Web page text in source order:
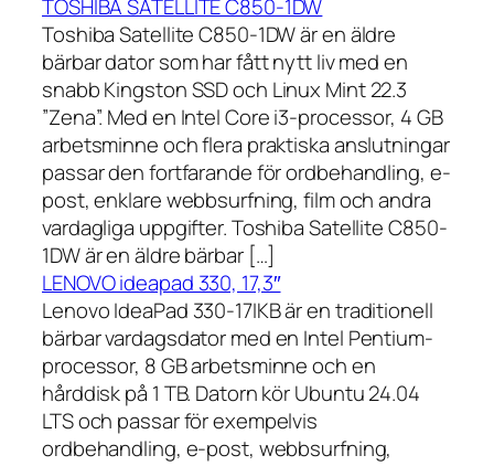
TOSHIBA SATELLITE C850-1DW
Toshiba Satellite C850-1DW är en äldre
bärbar dator som har fått nytt liv med en
snabb Kingston SSD och Linux Mint 22.3
”Zena”. Med en Intel Core i3-processor, 4 GB
arbetsminne och flera praktiska anslutningar
passar den fortfarande för ordbehandling, e-
post, enklare webbsurfning, film och andra
vardagliga uppgifter. Toshiba Satellite C850-
1DW är en äldre bärbar […]
LENOVO ideapad 330, 17,3″
Lenovo IdeaPad 330-17IKB är en traditionell
bärbar vardagsdator med en Intel Pentium-
processor, 8 GB arbetsminne och en
hårddisk på 1 TB. Datorn kör Ubuntu 24.04
LTS och passar för exempelvis
ordbehandling, e-post, webbsurfning,